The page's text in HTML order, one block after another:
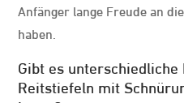
Anfänger lange Freude an
haben.
Gibt es
Reitstiefeln mit